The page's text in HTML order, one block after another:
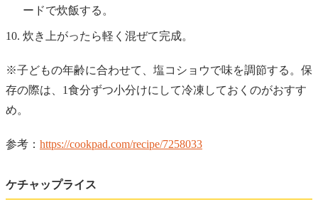
ードで炊飯する。
炊き上がったら軽く混ぜて完成。
※子どもの年齢に合わせて、塩コショウで味を調節する。保
存の際は、1食分ずつ小分けにして冷凍しておくのがおすす
め。
参考： https://cookpad.com/recipe/7258033
ケチャップライス